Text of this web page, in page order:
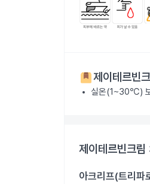
제이테르빈
실온(1~30℃)
제이테르빈크
아크리프(트리파